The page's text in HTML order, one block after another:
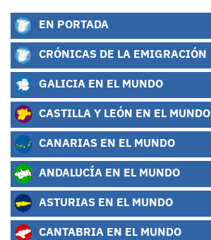
EN PORTADA
CRÓNICAS DE LA EMIGRACIÓN
GALICIA EN EL MUNDO
CASTILLA Y LEÓN EN EL MUNDO
CANARIAS EN EL MUNDO
ANDALUCÍA EN EL MUNDO
ASTURIAS EN EL MUNDO
CANTABRIA EN EL MUNDO